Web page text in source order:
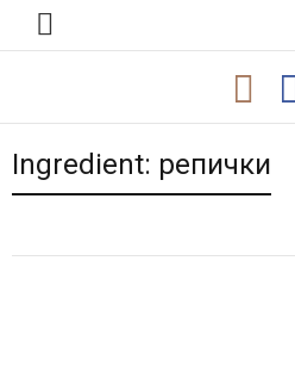
Ingredient: репички